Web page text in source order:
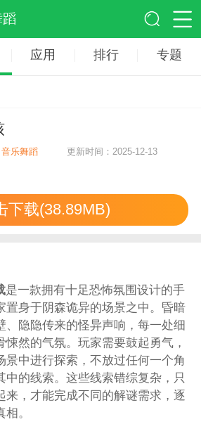
应用 排行 专题
音乐舞蹈 更新时间：2025-12-13
下载(38.89MB)
是一款拥有十足恐怖氛围设计的手
置身于阴森诡异的场景之中。昏暗
、隐隐传来的怪异声响，每一处细
然的气氛。玩家需要鼓起勇气，
景中进行探索，不放过任何一个角
中的线索。这些线索错综复杂，只
来，才能完成不同的解谜需求，逐
。